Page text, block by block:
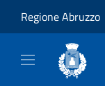
Regione Abruzzo